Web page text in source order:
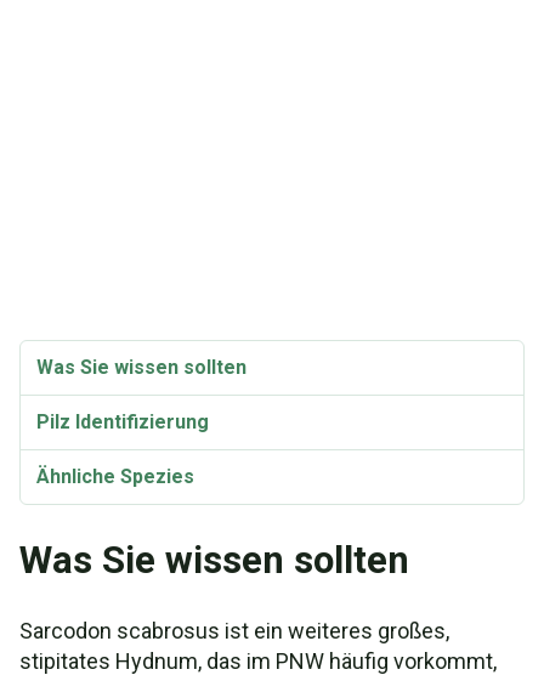
Was Sie wissen sollten
Pilz Identifizierung
Ähnliche Spezies
Was Sie wissen sollten
Sarcodon scabrosus ist ein weiteres großes,
stipitates Hydnum, das im PNW häufig vorkommt,